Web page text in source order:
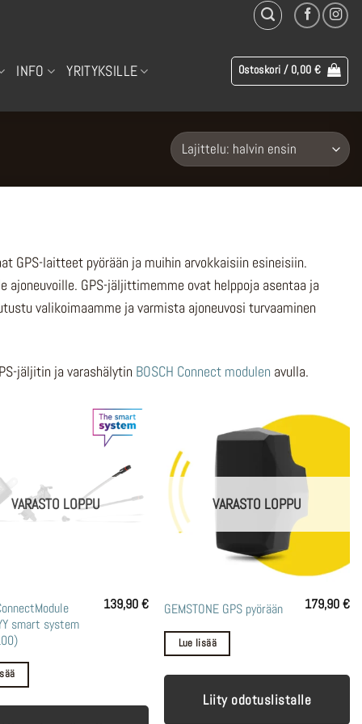
INFO YRITYKSILLE Ostoskori / 0,00 €
GPS-laitteet pyörään ja muihin arvokkaisiin esineisiin.
GPS-jäljittimemme ovat helppoja asentaa ja
valikoimaamme ja varmista ajoneuvosi turvaaminen
jäljitin ja varashälytin BOSCH Connect modulen avulla.
VARASTO LOPPU
smart system
139,90€
VARASTO LOPPU
GEMSTONE GPS pyörään 179,90€
Lue lisää
Liity odotuslistalle